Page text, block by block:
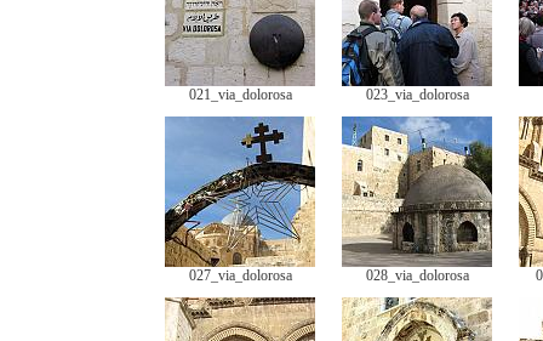
021_via_dolorosa 023_via_dolorosa
027_via_dolorosa 028_via_dolorosa